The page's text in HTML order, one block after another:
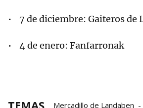
• 7 de diciembre: Gaiteros de
• 4 de enero: Fanfarronak
TEMAS
Mercadillo de Landaben